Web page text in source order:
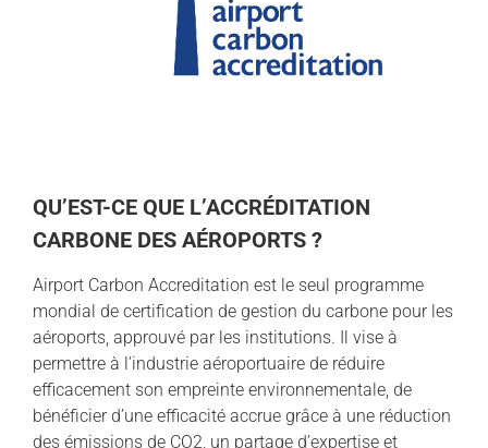
QU’EST-CE QUE L’ACCRÉDITATION
CARBONE DES AÉROPORTS ?
Airport Carbon Accreditation est le seul programme
mondial de certification de gestion du carbone pour les
aéroports, approuvé par les institutions. Il vise à
permettre à l’industrie aéroportuaire de réduire
efficacement son empreinte environnementale, de
bénéficier d’une efficacité accrue grâce à une réduction
des émissions de CO2, un partage d’expertise et